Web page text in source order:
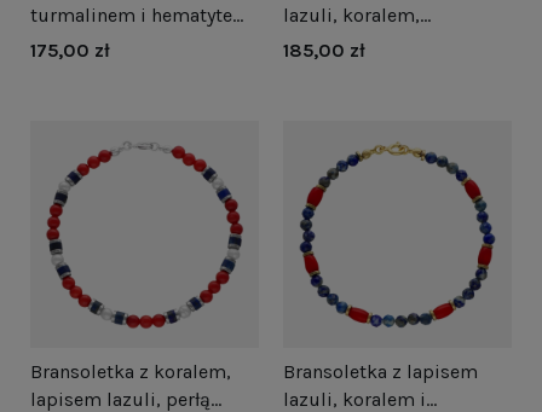
turmalinem i hematytem
srebro pozłacane
175,00 zł
lazuli, koralem,
kamieniem księżycowym
185,00 zł
Bransoletka z koralem,
lapisem lazuli, perłą
Bransoletka z lapisem
lazuli, koralem i